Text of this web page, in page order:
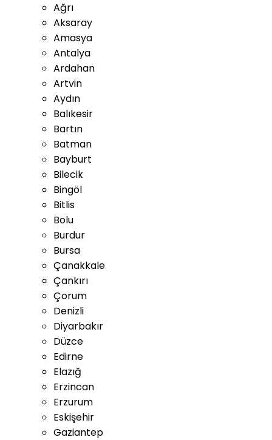
Ağrı
Aksaray
Amasya
Antalya
Ardahan
Artvin
Aydın
Balıkesir
Bartın
Batman
Bayburt
Bilecik
Bingöl
Bitlis
Bolu
Burdur
Bursa
Çanakkale
Çankırı
Çorum
Denizli
Diyarbakır
Düzce
Edirne
Elazığ
Erzincan
Erzurum
Eskişehir
Gaziantep